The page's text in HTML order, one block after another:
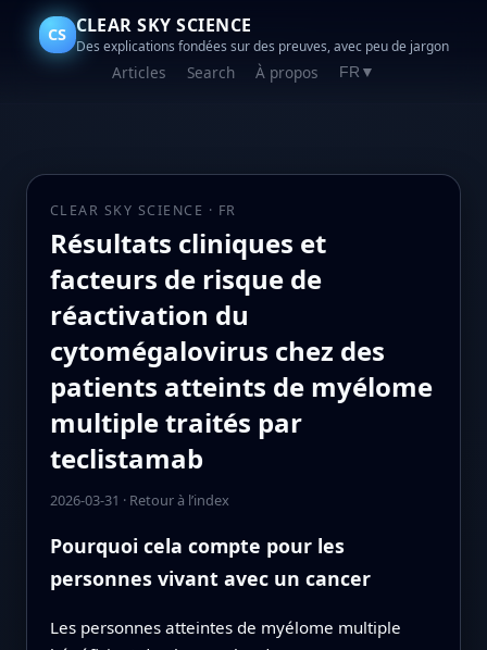
CS CLEAR SKY SCIENCE
Des explications fondées sur des preuves, avec peu de jargon
Articles Search À propos FR ▼
CLEAR SKY SCIENCE · FR
Résultats cliniques et
facteurs de risque de
réactivation du
cytomégalovirus chez des
patients atteints de myélome
multiple traités par
teclistamab
2026-03-31 · Retour à l’index
Pourquoi cela compte pour les
personnes vivant avec un cancer
Les personnes atteintes de myélome multiple